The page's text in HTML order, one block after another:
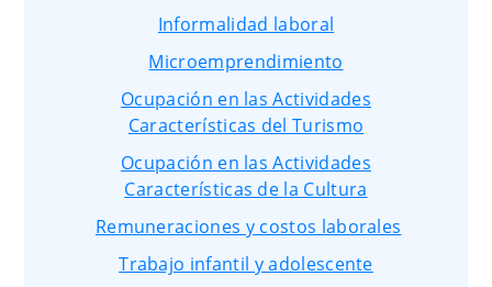
Informalidad laboral
Microemprendimiento
Ocupación en las Actividades
Características del Turismo
Ocupación en las Actividades
Características de la Cultura
Remuneraciones y costos laborales
Trabajo infantil y adolescente